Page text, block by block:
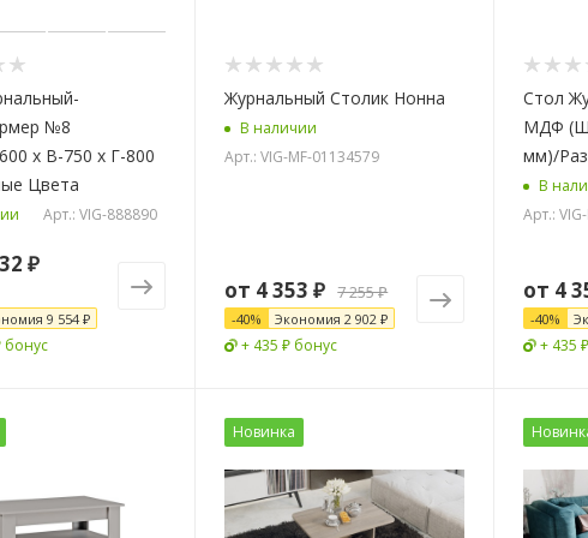
№8
х В-750 х Г-800
Цвета
Арт.: VIG-888890
₽
9 554 ₽
бонус
Журнальный Столик Нонна
В наличии
Арт.: VIG-MF-01134579
от 4 353 ₽ 7 255 ₽
-40% Экономия2 902 ₽
+ 435 ₽ бонус
Стол
МДФ
мм)/
В
Арт.:
от 4
-40%
+ 435
Новинка